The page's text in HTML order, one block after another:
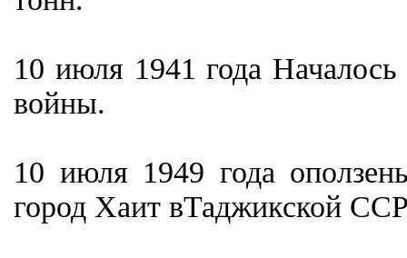
10 июля 1941 года
войны.
10 июля 1949 года
город Хаит вТаджикской